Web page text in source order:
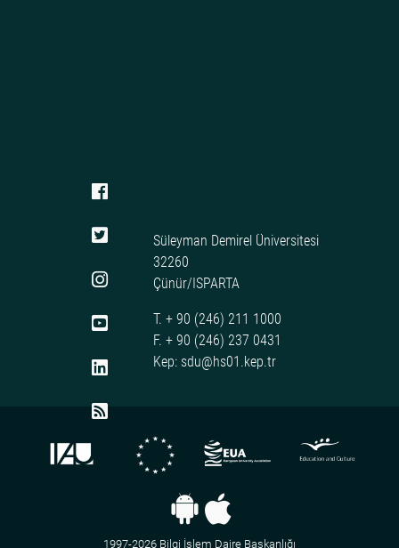
Süleyman Demirel Üniversitesi
32260
Çünür/ISPARTA
T. + 90 (246) 211 1000
F. + 90 (246) 237 0431
Kep: sdu@hs01.kep.tr
1997-2026 Bilgi İşlem Daire Başkanlığı